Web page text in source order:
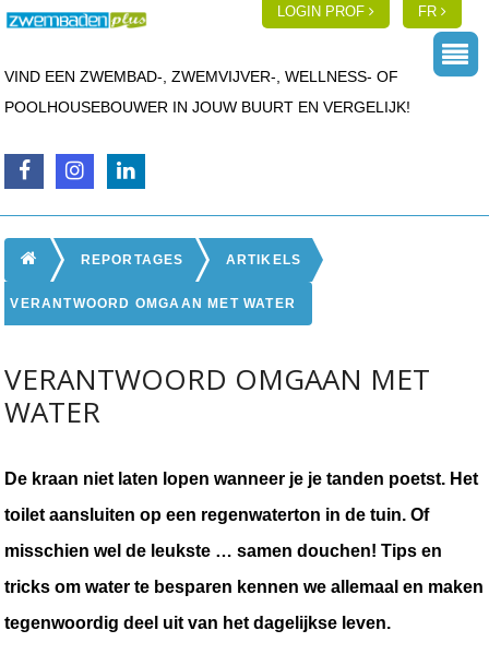
LOGIN PROF FR
VIND EEN ZWEMBAD-, ZWEMVIJVER-, WELLNESS- OF
POOLHOUSEBOUWER IN JOUW BUURT EN VERGELIJK!
REPORTAGES ARTIKELS
VERANTWOORD OMGAAN MET WATER
VERANTWOORD OMGAAN MET
WATER
De kraan niet laten lopen wanneer je je tanden poetst. Het
toilet aansluiten op een regenwaterton in de tuin. Of
misschien wel de leukste … samen douchen! Tips en
tricks om water te besparen kennen we allemaal en maken
tegenwoordig deel uit van het dagelijkse leven.